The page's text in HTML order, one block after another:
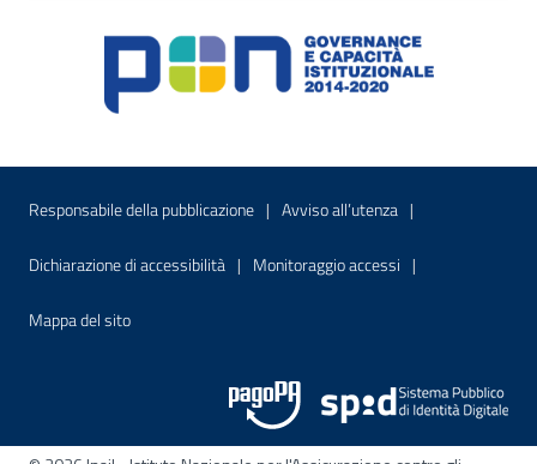
Menu di servizio
Responsabile della pubblicazione Sito interno - Apre in una nuova
Avviso all’utenza Sito interno -
Dichiarazione di accessibilità Sito interno - Apre in una nuova finestra
Monitoraggio accessi Sito interno -
Mappa del sitoSito interno - Apre nella stessa finestra